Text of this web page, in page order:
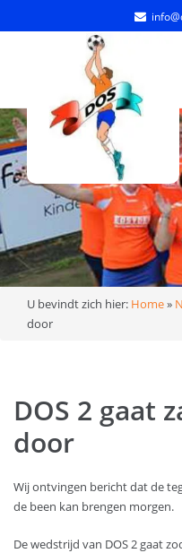
U bevindt zich hier: Home»
door
DOS 2 gaat
door
Wij ontvingen bericht dat de
de been kan brengen morgen.
De wedstrijd van DOS 2 gaat